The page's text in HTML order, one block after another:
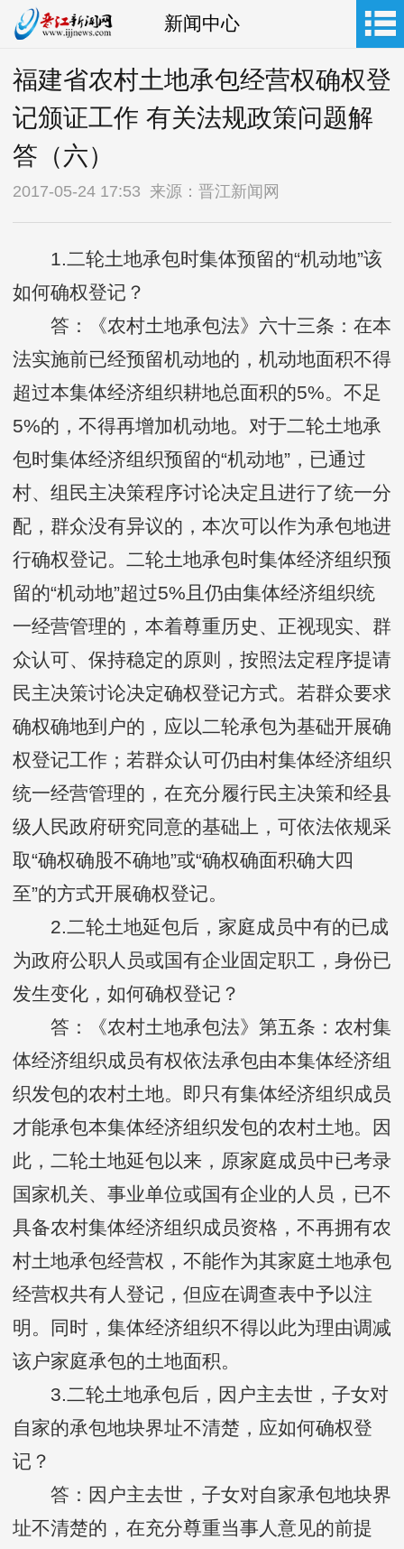
新闻中心
福建省农村土地承包经营权确权登
记颁证工作 有关法规政策问题解
答（六）
2017-05-24 17:53 来源：晋江新闻网
1.二轮土地承包时集体预留的“机动地”该
如何确权登记？
答：《农村土地承包法》六十三条：在本
法实施前已经预留机动地的，机动地面积不得
超过本集体经济组织耕地总面积的5%。不足
5%的，不得再增加机动地。对于二轮土地承
包时集体经济组织预留的“机动地”，已通过
村、组民主决策程序讨论决定且进行了统一分
配，群众没有异议的，本次可以作为承包地进
行确权登记。二轮土地承包时集体经济组织预
留的“机动地”超过5%且仍由集体经济组织统
一经营管理的，本着尊重历史、正视现实、群
众认可、保持稳定的原则，按照法定程序提请
民主决策讨论决定确权登记方式。若群众要求
确权确地到户的，应以二轮承包为基础开展确
权登记工作；若群众认可仍由村集体经济组织
统一经营管理的，在充分履行民主决策和经县
级人民政府研究同意的基础上，可依法依规采
取“确权确股不确地”或“确权确面积确大四
至”的方式开展确权登记。
2.二轮土地延包后，家庭成员中有的已成
为政府公职人员或国有企业固定职工，身份已
发生变化，如何确权登记？
答：《农村土地承包法》第五条：农村集
体经济组织成员有权依法承包由本集体经济组
织发包的农村土地。即只有集体经济组织成员
才能承包本集体经济组织发包的农村土地。因
此，二轮土地延包以来，原家庭成员中已考录
国家机关、事业单位或国有企业的人员，已不
具备农村集体经济组织成员资格，不再拥有农
村土地承包经营权，不能作为其家庭土地承包
经营权共有人登记，但应在调查表中予以注
明。同时，集体经济组织不得以此为理由调减
该户家庭承包的土地面积。
3.二轮土地承包后，因户主去世，子女对
自家的承包地块界址不清楚，应如何确权登
记？
答：因户主去世，子女对自家承包地块界
址不清楚的，在充分尊重当事人意见的前提